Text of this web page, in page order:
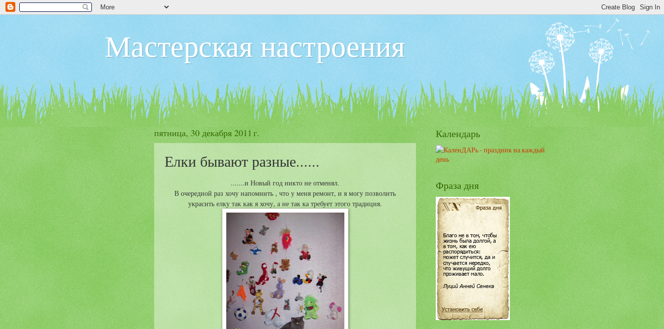
Мастерская настроения
пятница, 30 декабря 2011 г.
Елки бывают разные......
.......и Новый год никто не отменял.
В очередной раз хочу напомнить , что у меня ремонт, и я могу позволить
украсить елку так как я хочу, а не так ка требует этого традиция.
Календарь
Фраза дня